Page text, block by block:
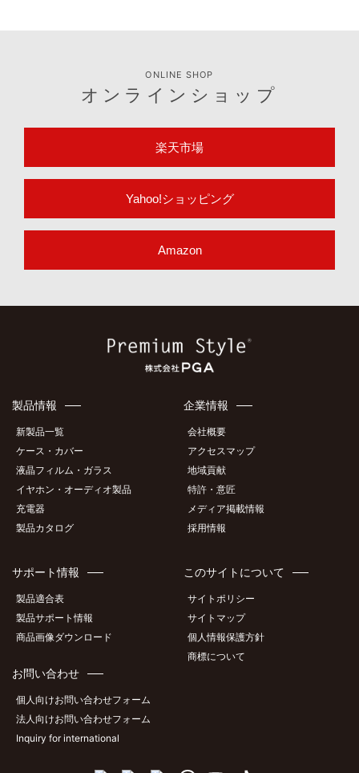
ONLINE SHOP
オンラインショップ
楽天市場
Yahoo!ショッピング
Amazon
製品情報
新製品一覧
ケース・カバー
液晶フィルム・ガラス
イヤホン・オーディオ製品
充電器
製品カタログ
企業情報
会社概要
アクセスマップ
地域貢献
特許・意匠
メディア掲載情報
採用情報
サポート情報
製品適合表
製品サポート情報
商品画像ダウンロード
お問い合わせ
個人向けお問い合わせフォーム
法人向けお問い合わせフォーム
Inquiry for international
このサイトについて
サイトポリシー
サイトマップ
個人情報保護方針
商標について